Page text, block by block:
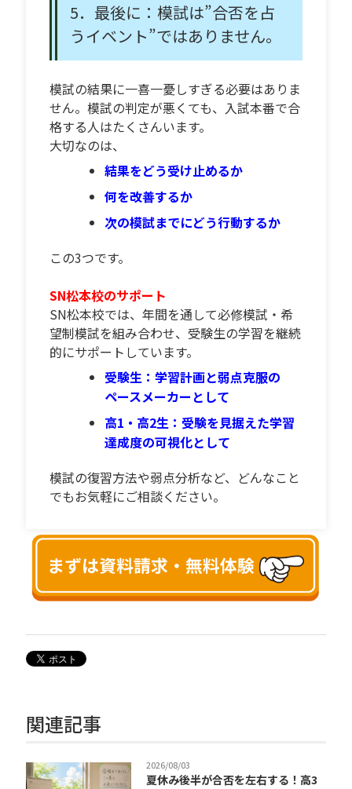
5．最後に：模試は”合否を占
うイベント”ではありません。
模試の結果に一喜一憂しすぎる必要はありま
せん。模試の判定が悪くても、入試本番で合
格する人はたくさんいます。
大切なのは、
結果をどう受け止めるか
何を改善するか
次の模試までにどう行動するか
この3つです。
SN松本校のサポート
SN松本校では、年間を通して必修模試・希
望制模試を組み合わせ、受験生の学習を継続
的にサポートしています。
受験生：学習計画と弱点克服の
ペースメーカーとして
高1・高2生：受験を見据えた学習
達成度の可視化として
模試の復習方法や弱点分析など、どんなこと
でもお気軽にご相談ください。
関連記事
2026/08/03
夏休み後半が合否を左右する！高3